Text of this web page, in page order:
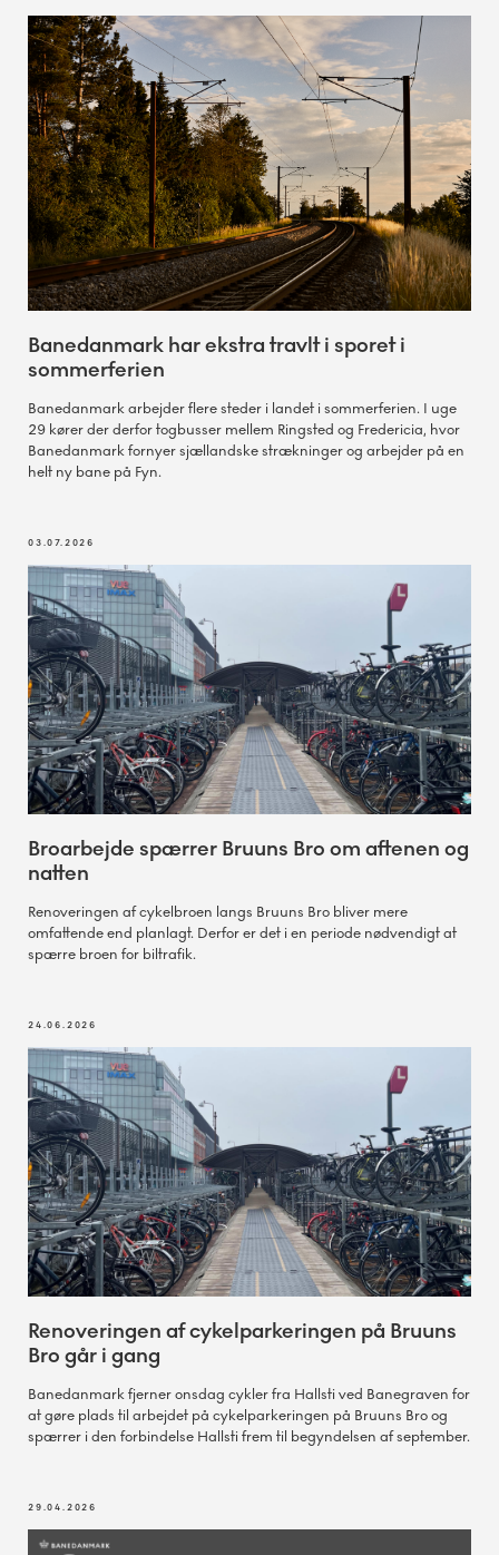
Banedanmark har ekstra travlt i sporet i
sommerferien
Banedanmark arbejder flere steder i landet i sommerferien. I uge
29 kører der derfor togbusser mellem Ringsted og Fredericia, hvor
Banedanmark fornyer sjællandske strækninger og arbejder på en
helt ny bane på Fyn.
03.07.2026
Broarbejde spærrer Bruuns Bro om aftenen og
natten
Renoveringen af cykelbroen langs Bruuns Bro bliver mere
omfattende end planlagt. Derfor er det i en periode nødvendigt at
spærre broen for biltrafik.
24.06.2026
Renoveringen af cykelparkeringen på Bruuns
Bro går i gang
Banedanmark fjerner onsdag cykler fra Hallsti ved Banegraven for
at gøre plads til arbejdet på cykelparkeringen på Bruuns Bro og
spærrer i den forbindelse Hallsti frem til begyndelsen af september.
29.04.2026